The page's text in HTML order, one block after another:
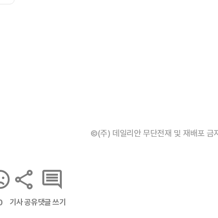
©(주) 데일리안 무단전재 및 재배포 금
기사 공유댓글 쓰기